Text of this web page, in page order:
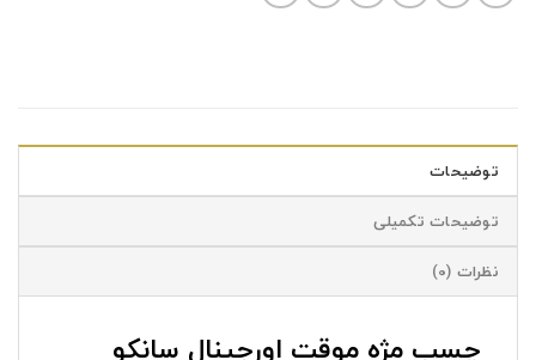
توضیحات
توضیحات تکمیلی
نظرات (0)
چسب مژه موقت اورجینال سانکو